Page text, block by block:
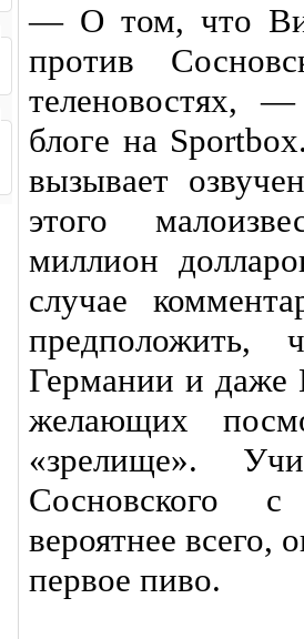
— О том, что
против
теленовостях,
блоге на
вызывает
этого
миллион
случае
Германии и даже
желающих
«зрелище».
Сосновского
вероятнее всего,
первое пиво.